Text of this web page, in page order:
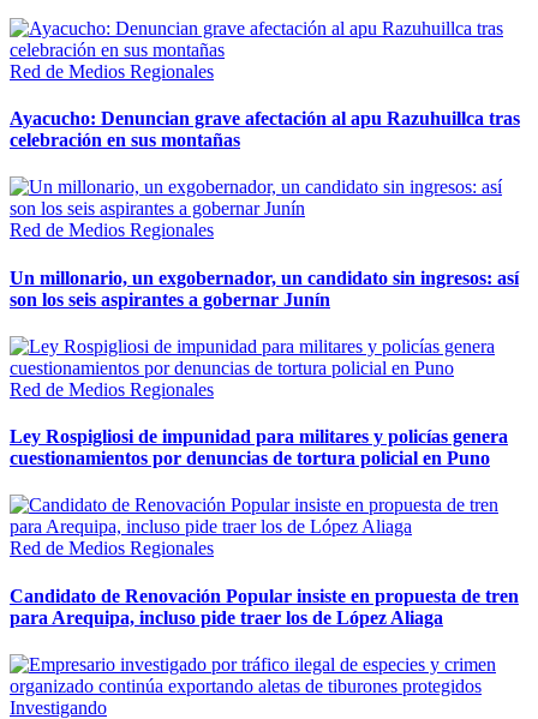
Red de Medios Regionales
Ayacucho: Denuncian grave afectación al apu Razuhuillca tras
celebración en sus montañas
Red de Medios Regionales
Un millonario, un exgobernador, un candidato sin ingresos: así
son los seis aspirantes a gobernar Junín
Red de Medios Regionales
Ley Rospigliosi de impunidad para militares y policías genera
cuestionamientos por denuncias de tortura policial en Puno
Red de Medios Regionales
Candidato de Renovación Popular insiste en propuesta de tren
para Arequipa, incluso pide traer los de López Aliaga
Investigando